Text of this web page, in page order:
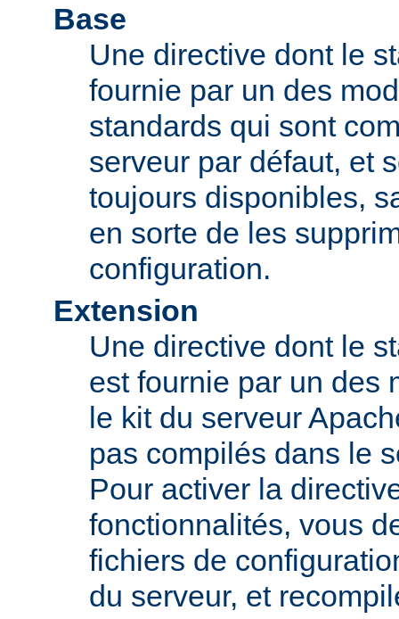
Base
Une directive dont le
fournie par un des
standards qui sont
serveur par défaut, et
toujours disponibles,
en sorte de les
configuration.
Extension
Une directive dont le
est fournie par un des
le kit du serveur
pas compilés dans le
Pour activer la
fonctionnalités, vous
fichiers de
du serveur, et